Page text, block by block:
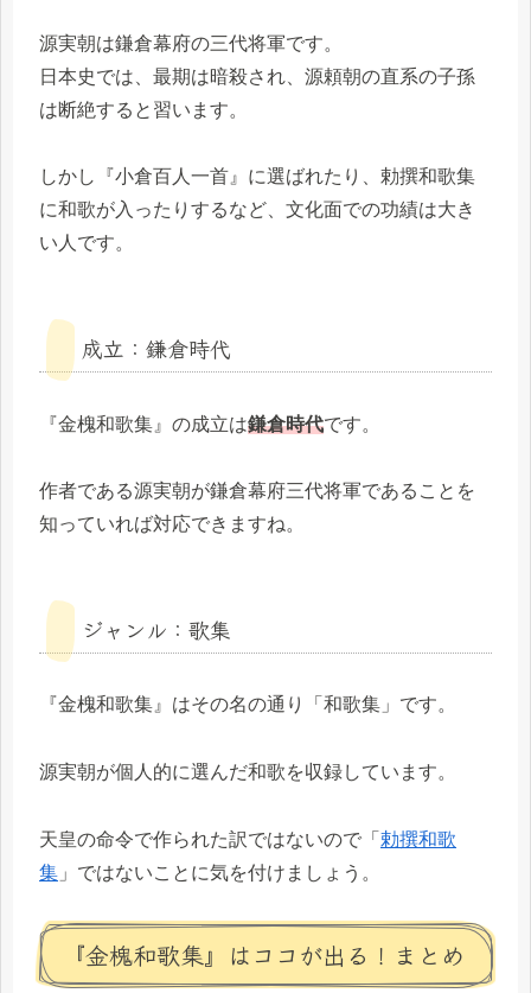
源実朝は鎌倉幕府の三代将軍です。
日本史では、最期は暗殺され、源頼朝の直系の子孫
は断絶すると習います。
しかし『小倉百人一首』に選ばれたり、勅撰和歌集
に和歌が入ったりするなど、文化面での功績は大き
い人です。
成立：鎌倉時代
『金槐和歌集』の成立は鎌倉時代です。
作者である源実朝が鎌倉幕府三代将軍であることを
知っていれば対応できますね。
ジャンル：歌集
『金槐和歌集』はその名の通り「和歌集」です。
源実朝が個人的に選んだ和歌を収録しています。
天皇の命令で作られた訳ではないので「 勅撰和歌
集 」ではないことに気を付けましょう。
『金槐和歌集』はココが出る！まとめ